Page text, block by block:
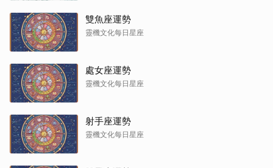
雙魚座運勢
靈機文化每日星座
處女座運勢
靈機文化每日星座
射手座運勢
靈機文化每日星座